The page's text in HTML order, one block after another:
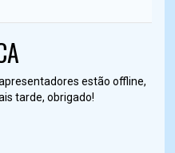
estão offline,
tarde, obrigado!